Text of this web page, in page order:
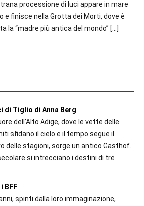
processione di luci appare in mare
e finisce nella Grotta dei Morti, dove è
la “madre più antica del mondo” […]
di Tiglio di Anna Berg
dell’Alto Adige, dove le vette delle
sfidano il cielo e il tempo segue il
delle stagioni, sorge un antico Gasthof.
si intrecciano i destini di tre
BFF
spinti dalla loro immaginazione,